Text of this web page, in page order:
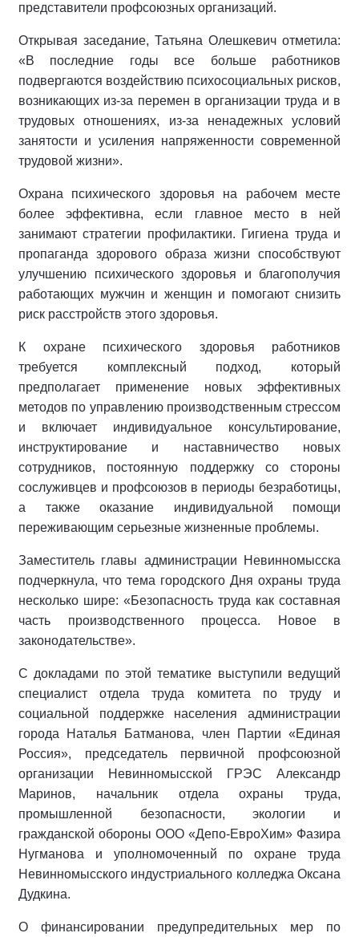
представители профсоюзных организаций.
Открывая заседание, Татьяна Олешкевич отметила:
«В последние годы все больше работников
подвергаются воздействию психосоциальных рисков,
возникающих из-за перемен в организации труда и в
трудовых отношениях, из-за ненадежных условий
занятости и усиления напряженности современной
трудовой жизни».
Охрана психического здоровья на рабочем месте
более эффективна, если главное место в ней
занимают стратегии профилактики. Гигиена труда и
пропаганда здорового образа жизни способствуют
улучшению психического здоровья и благополучия
работающих мужчин и женщин и помогают снизить
риск расстройств этого здоровья.
К охране психического здоровья работников
требуется комплексный подход, который
предполагает применение новых эффективных
методов по управлению производственным стрессом
и включает индивидуальное консультирование,
инструктирование и наставничество новых
сотрудников, постоянную поддержку со стороны
сослуживцев и профсоюзов в периоды безработицы,
а также оказание индивидуальной помощи
переживающим серьезные жизненные проблемы.
Заместитель главы администрации Невинномысска
подчеркнула, что тема городского Дня охраны труда
несколько шире: «Безопасность труда как составная
часть производственного процесса. Новое в
законодательстве».
С докладами по этой тематике выступили ведущий
специалист отдела труда комитета по труду и
социальной поддержке населения администрации
города Наталья Батманова, член Партии «Единая
Россия», председатель первичной профсоюзной
организации Невинномысской ГРЭС Александр
Маринов, начальник отдела охраны труда,
промышленной безопасности, экологии и
гражданской обороны ООО «Депо-ЕвроХим» Фазира
Нугманова и уполномоченный по охране труда
Невинномысского индустриального колледжа Оксана
Дудкина.
О финансировании предупредительных мер по